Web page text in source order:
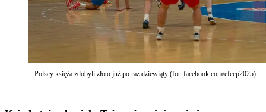
Polscy księża zdobyli złoto już po raz dziewiąty (fot. facebook.com/efccp2025)